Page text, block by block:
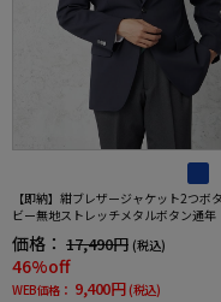
【即納】紺ブレザージャケット2つボ
ビー無地ストレッチメタルボタン通年
限定】【セットアップ対応】
価格： 17,490円 (税込)
46%off
WEB価格： 9,400円 (税込)